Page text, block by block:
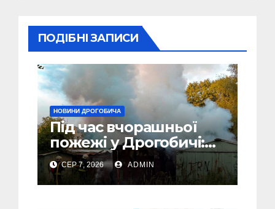
ПОДІБНІ ЗАПИСИ
НОВИНИ ДРОГОБИЧА
Під час вчорашньої
пожежі у Дрогобичі:
“врятовано” 4 гаражі
(Відео)
СЕР 7, 2026 ADMIN